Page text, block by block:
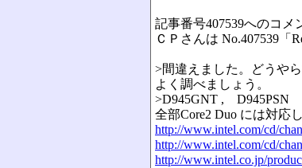
記事番号407539へのコメ
ＣＰさんは No.407539「
>間違えました。どうや
よく調べましょう。
>D945GNT , D945PSN
全部Core2 Duo には対応
http://www.intel.com/cd/
http://www.intel.com/cd/
http://www.intel.co.jp/